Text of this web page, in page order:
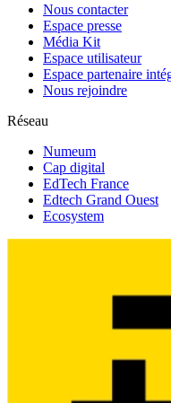
Nous contacter
Espace presse
Média Kit
Espace utilisateur
Espace partenaire
Nous rejoindre
Réseau
Numeum
Cap digital
EdTech France
Edtech Grand Ouest
Ecosystem